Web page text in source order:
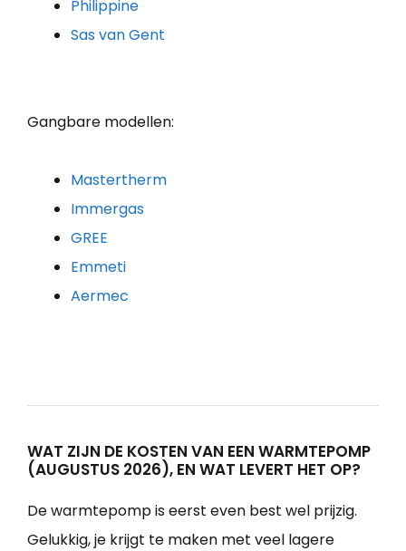
Philippine
Sas van Gent
Gangbare modellen:
Mastertherm
Immergas
GREE
Emmeti
Aermec
WAT ZIJN DE KOSTEN VAN EEN WARMTEPOMP
(AUGUSTUS 2026), EN WAT LEVERT HET OP?
De warmtepomp is eerst even best wel prijzig.
Gelukkig, je krijgt te maken met veel lagere